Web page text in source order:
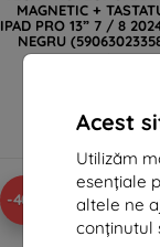
Acest
Utilizăm
esențiale
altele ne
conținutul
MAGNETIC +
IPAD PRO 13” 7 / 8
NEGRU
486 lei
Ultimul produs în
-40%